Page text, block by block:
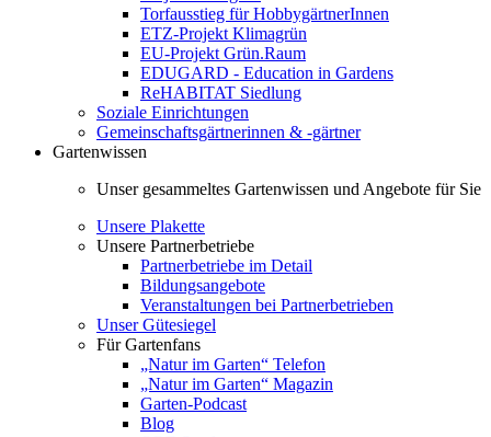
Torfausstieg für HobbygärtnerInnen
ETZ-Projekt Klimagrün
EU-Projekt Grün.Raum
EDUGARD - Education in Gardens
ReHABITAT Siedlung
Soziale Einrichtungen
Gemeinschaftsgärtnerinnen & -gärtner
Gartenwissen
Unser gesammeltes Gartenwissen und Angebote für Sie
Unsere Plakette
Unsere Partnerbetriebe
Partnerbetriebe im Detail
Bildungsangebote
Veranstaltungen bei Partnerbetrieben
Unser Gütesiegel
Für Gartenfans
„Natur im Garten“ Telefon
„Natur im Garten“ Magazin
Garten-Podcast
Blog